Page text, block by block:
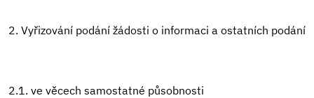
2. Vyřizování podání žádosti o informaci a ostatních podání
2.1. ve věcech samostatné působnosti